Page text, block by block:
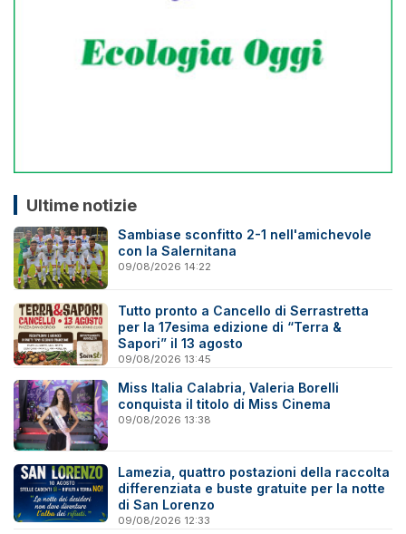
Ultime notizie
Sambiase sconfitto 2-1 nell'amichevole
con la Salernitana
09/08/2026 14:22
Tutto pronto a Cancello di Serrastretta
per la 17esima edizione di “Terra &
Sapori” il 13 agosto
09/08/2026 13:45
Miss Italia Calabria, Valeria Borelli
conquista il titolo di Miss Cinema
09/08/2026 13:38
Lamezia, quattro postazioni della raccolta
differenziata e buste gratuite per la notte
di San Lorenzo
09/08/2026 12:33